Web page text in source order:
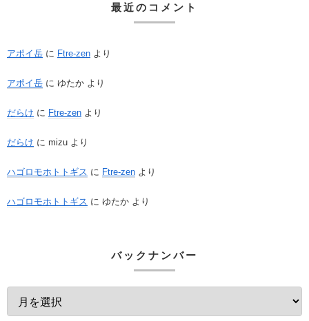
最近のコメント
アポイ岳 に Ftre-zen より
アポイ岳 に ゆたか より
だらけ に Ftre-zen より
だらけ に mizu より
ハゴロモホトトギス に Ftre-zen より
ハゴロモホトトギス に ゆたか より
バックナンバー